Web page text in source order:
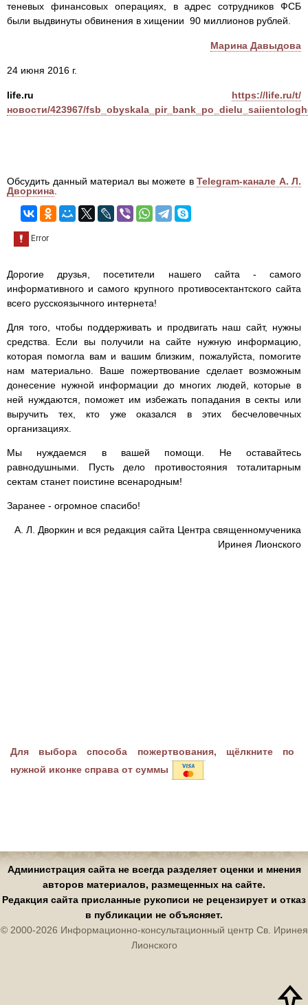
теневых финансовых операциях, в адрес сотрудников ФСБ
были выдвинуты обвинения в хищении 90 миллионов рублей.
Марина Давыдова
24 июня 2016 г.
life.ru
https://life.ru/t/
новости/423967/
Обсудить данный материал вы можете в Telegram-канале А. Л.
Дворкина
Дорогие друзья, посетители нашего сайта - самого
информативного и самого крупного противосектантского сайта
всего русскоязычного интернета!
Для того, чтобы поддерживать и продвигать наш сайт, нужны
средства. Если вы получили на сайте нужную информацию,
которая помогла вам и вашим близким, пожалуйста, помогите
нам материально. Ваше пожертвование сделает возможным
донесение нужной информации до многих людей, которые в
ней нуждаются, поможет им избежать попадания в секты или
выручить тех, кто уже оказался в этих бесчеловечных
организациях.
Мы нуждаемся в вашей помощи. Не оставайтесь
равнодушными. Пусть дело противостояния тоталитарным
сектам станет поистине всенародным!
Заранее - огромное спасибо!
А. Л. Дворкин и вся редакция сайта Центра священномученика
Иринея Лионского
Для выбора способа пожертвования, щёлкните по
нужной иконке справа от суммы
Администрация сайта не всегда разделяет оценки и мнения
авторов материалов, размещенных на сайте.
Редакция сайта присланные рукописи не рецензирует и отказ
в публикации не объясняет.
© 2000-2026 Информационно-консультационный центр Св. Иринея
Лионского